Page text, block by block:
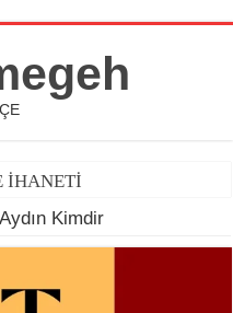
İHANETİ
Kimdir